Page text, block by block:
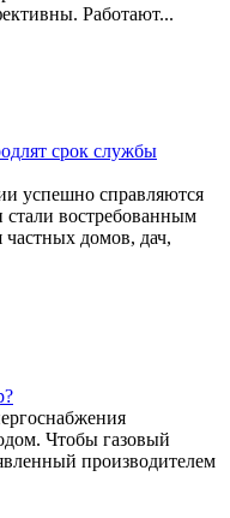
Работают...
срок службы
успешно справляются
востребованным
частных домов, дач,
Чтобы газовый
производителем